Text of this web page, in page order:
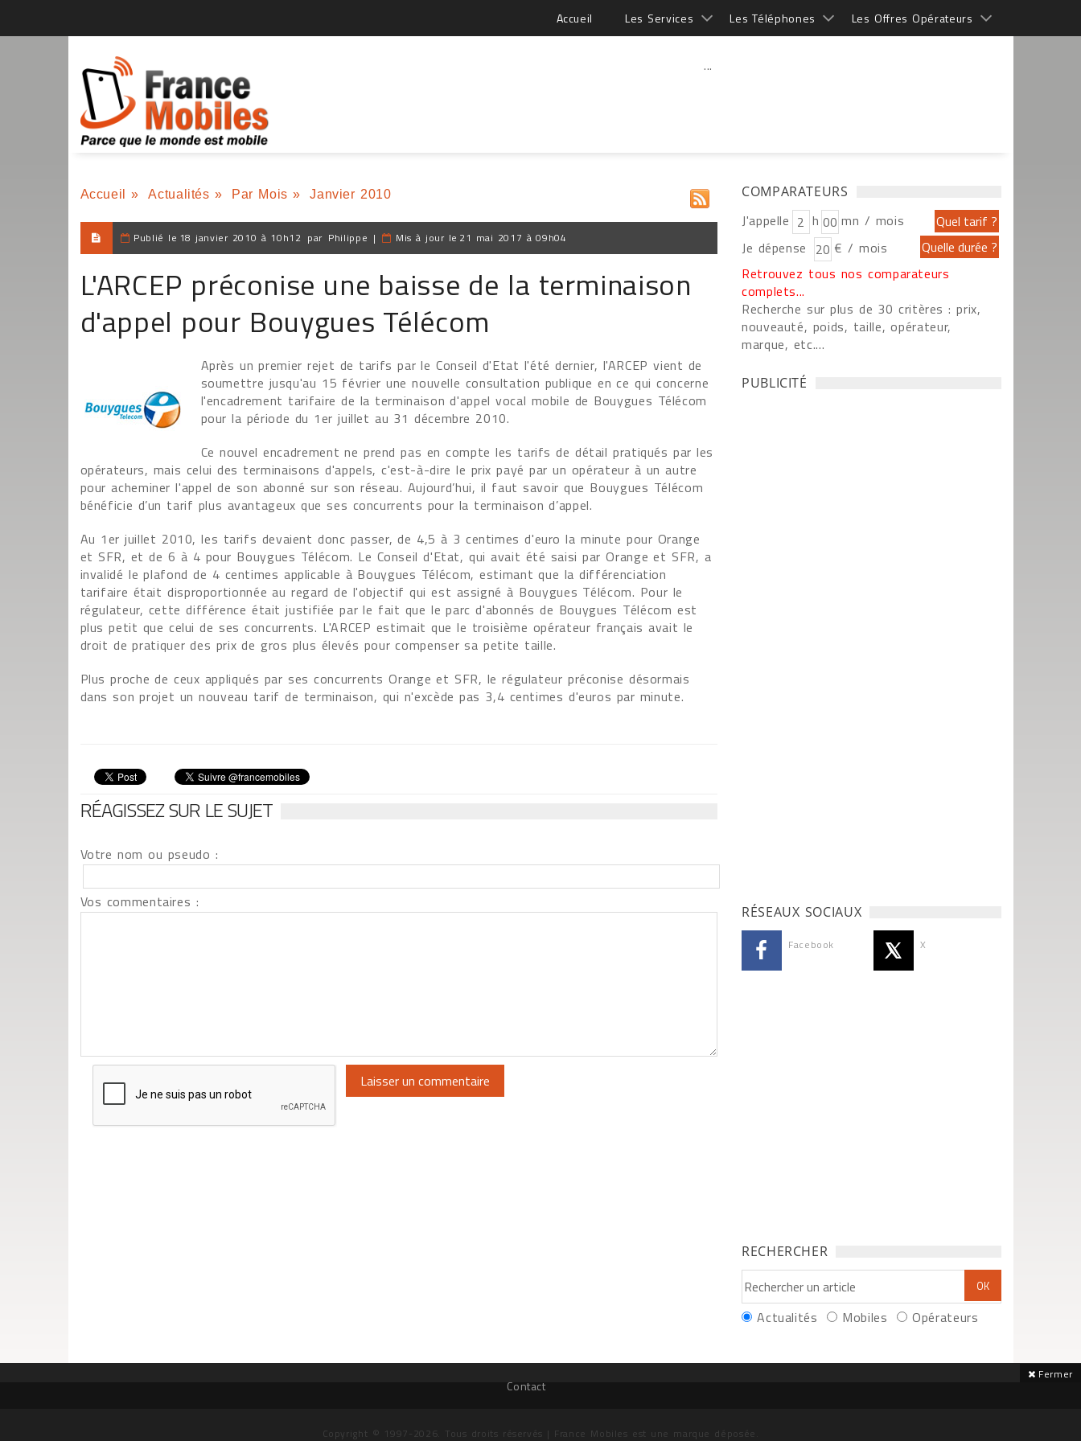
Accueil Les Services Les Téléphones Les Offres Opérateurs
...
Accueil » Actualités » Par Mois » Janvier 2010
Publié le 18 janvier 2010 à 10h12 par Philippe | Mis à jour le 21 mai 2017 à 09h04
L'ARCEP préconise une baisse de la terminaison
d'appel pour Bouygues Télécom
Après un premier rejet de tarifs par le Conseil d'Etat l'été dernier, l'ARCEP vient de
soumettre jusqu'au 15 février une nouvelle consultation publique en ce qui concerne
l'encadrement tarifaire de la terminaison d'appel vocal mobile de Bouygues Télécom
pour la période du 1er juillet au 31 décembre 2010.
Ce nouvel encadrement ne prend pas en compte les tarifs de détail pratiqués par les
opérateurs, mais celui des terminaisons d'appels, c'est-à-dire le prix payé par un opérateur à un autre
pour acheminer l'appel de son abonné sur son réseau. Aujourd’hui, il faut savoir que Bouygues Télécom
bénéficie d’un tarif plus avantageux que ses concurrents pour la terminaison d’appel.
Au 1er juillet 2010, les tarifs devaient donc passer, de 4,5 à 3 centimes d'euro la minute pour Orange
et SFR, et de 6 à 4 pour Bouygues Télécom. Le Conseil d'Etat, qui avait été saisi par Orange et SFR, a
invalidé le plafond de 4 centimes applicable à Bouygues Télécom, estimant que la différenciation
tarifaire était disproportionnée au regard de l'objectif qui est assigné à Bouygues Télécom. Pour le
régulateur, cette différence était justifiée par le fait que le parc d'abonnés de Bouygues Télécom est
plus petit que celui de ses concurrents. L'ARCEP estimait que le troisième opérateur français avait le
droit de pratiquer des prix de gros plus élevés pour compenser sa petite taille.
Plus proche de ceux appliqués par ses concurrents Orange et SFR, le régulateur préconise désormais
dans son projet un nouveau tarif de terminaison, qui n'excède pas 3,4 centimes d'euros par minute.
RÉAGISSEZ SUR LE SUJET
Votre nom ou pseudo :
Vos commentaires :
COMPARATEURS
J'appelle h
mn / mois
Je dépense
€ / mois
Retrouvez tous nos comparateurs
complets...
Recherche sur plus de 30 critères : prix,
nouveauté, poids, taille, opérateur,
marque, etc....
PUBLICITÉ
RÉSEAUX SOCIAUX
Facebook X
RECHERCHER
Actualités Mobiles Opérateurs
Contact
Copyright © 1997-2026. Tous droits réservés | France Mobiles est une marque déposée.
Fermer